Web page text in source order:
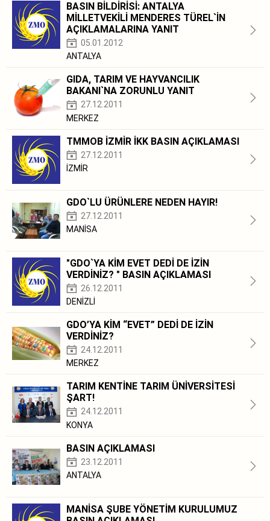
BASIN BİLDİRİSİ: ANTALYA
MİLLETVEKİLİ MENDERES TÜREL`İN
AÇIKLAMALARINA YANIT
05.01.2012
ANTALYA
GIDA, TARIM VE HAYVANCILIK
BAKANI`NA ZORUNLU YANIT
27.12.2011
MERKEZ
TMMOB İZMİR İKK BASIN AÇIKLAMASI
27.12.2011
İZMİR
GDO`LU ÜRÜNLERE NEDEN HAYIR!
27.12.2011
MANİSA
"GDO`YA KİM EVET DEDİ DE İZİN
VERDİNİZ? " BASIN AÇIKLAMASI
26.12.2011
DENİZLİ
GDO’YA KİM “EVET” DEDİ DE İZİN
VERDİNİZ?
24.12.2011
MERKEZ
TARIM KENTİNE TARIM ÜNİVERSİTESİ
ŞART!
24.12.2011
KONYA
BASIN AÇIKLAMASI
23.12.2011
ANTALYA
MANİSA ŞUBE YÖNETİM KURULUMUZ